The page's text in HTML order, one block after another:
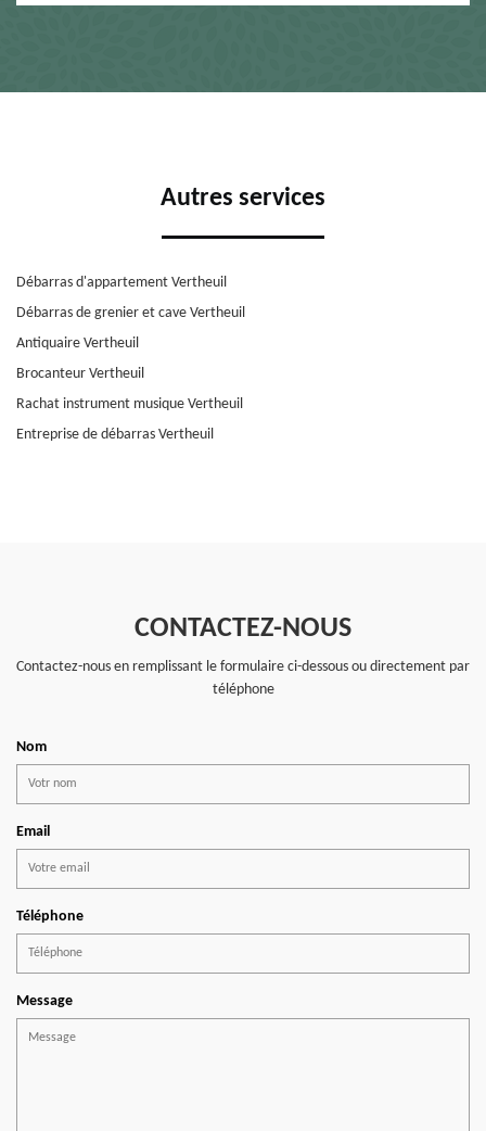
Autres services
Débarras d'appartement Vertheuil
Débarras de grenier et cave Vertheuil
Antiquaire Vertheuil
Brocanteur Vertheuil
Rachat instrument musique Vertheuil
Entreprise de débarras Vertheuil
CONTACTEZ-NOUS
Contactez-nous en remplissant le formulaire ci-dessous ou directement par
téléphone
Nom
Email
Téléphone
Message